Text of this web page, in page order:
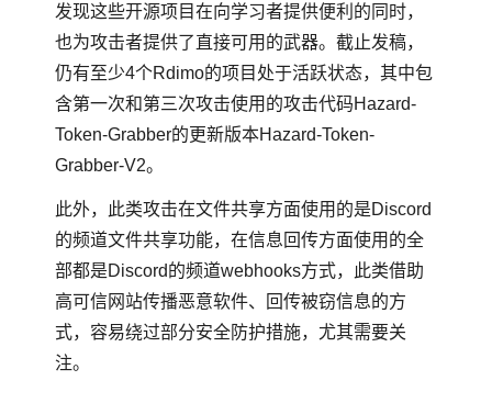
发现这些开源项目在向学习者提供便利的同时，
也为攻击者提供了直接可用的武器。截止发稿，
仍有至少4个Rdimo的项目处于活跃状态，其中包
含第一次和第三次攻击使用的攻击代码Hazard-
Token-Grabber的更新版本Hazard-Token-
Grabber-V2。
此外，此类攻击在文件共享方面使用的是Discord
的频道文件共享功能，在信息回传方面使用的全
部都是Discord的频道webhooks方式，此类借助
高可信网站传播恶意软件、回传被窃信息的方
式，容易绕过部分安全防护措施，尤其需要关
注。